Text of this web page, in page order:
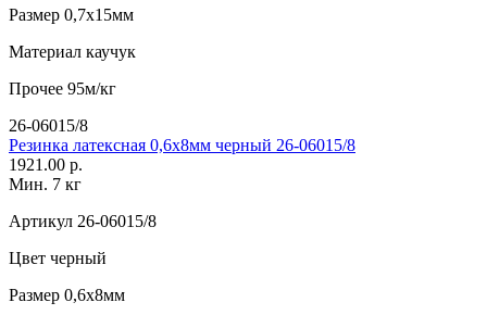
Размер 0,7х15мм
Материал каучук
Прочее 95м/кг
26-06015/8
Резинка латексная 0,6х8мм черный 26-06015/8
1921.00 р.
Мин. 7 кг
Артикул 26-06015/8
Цвет черный
Размер 0,6х8мм